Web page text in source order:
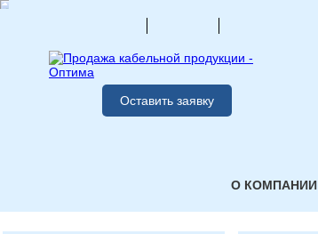
Оставить заявку
О КОМПАНИИ